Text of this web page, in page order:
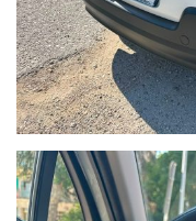
MESI…
POSSIBILITA’ DI
USATO 50 OCCASIONI
VIENI A PROVARE LA
DATI TECNICI: